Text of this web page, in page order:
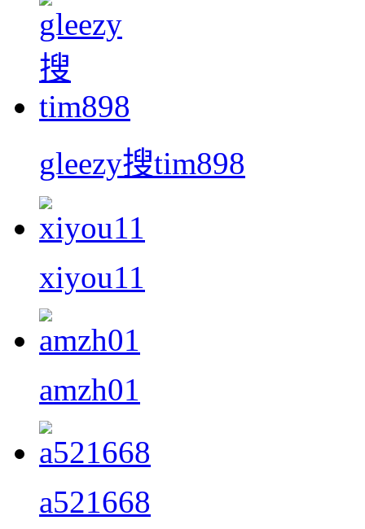
gleezy搜tim898
xiyou11
amzh01
a521668